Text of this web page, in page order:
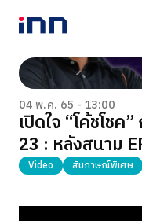
NEWS
ENTERTAINMENT
LIFESTYLE
HOROSCOPE
LOTTERY
VIDEO
04 พ.ค. 65 - 13:00
เปิดใจ “โค้ชโช
23 : หลังสนาม
Video สัมภาษณ์พิเศษ